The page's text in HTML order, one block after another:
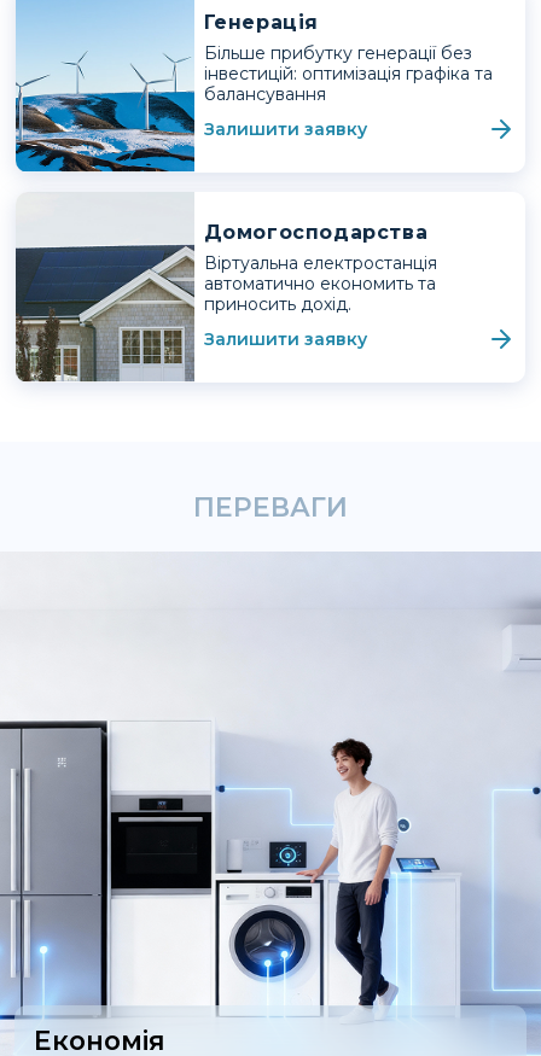
Генерація
Більше прибутку генерації без
інвестицій: оптимізація графіка та
балансування
Залишити заявку
Домогосподарства
Віртуальна електростанція
автоматично економить та
приносить дохід.
Залишити заявку
ПЕРЕВАГИ
Економія